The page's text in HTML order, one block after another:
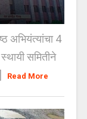
अभियंत्यांचा 4
समितीने
Read More